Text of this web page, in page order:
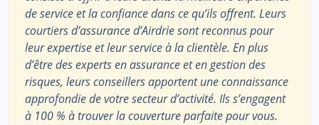
de service et la confiance dans ce qu’ils offrent. Leurs
courtiers d’assurance d’Airdrie sont reconnus pour
leur expertise et leur service à la clientèle. En plus
d’être des experts en assurance et en gestion des
risques, leurs conseillers apportent une connaissance
approfondie de votre secteur d’activité. Ils s’engagent
à 100 % à trouver la couverture parfaite pour vous.